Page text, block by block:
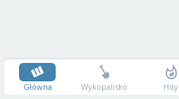
Główna Wykopalisko Hity